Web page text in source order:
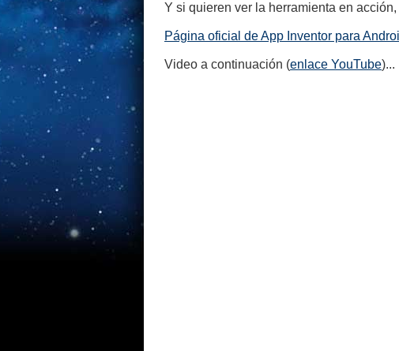
Y si quieren ver la herramienta en
Página oficial de App Inventor para
Video a continuación (enlace YouTube)...